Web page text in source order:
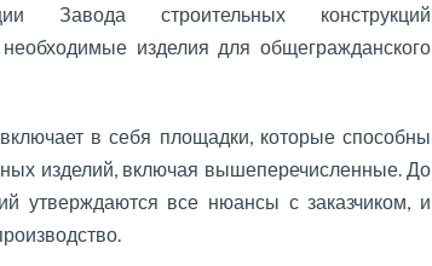
Завода строительных конструкций
изделия для общегражданского
в себя площадки, которые способны
изделий, включая вышеперечисленные. До
утверждаются все нюансы с заказчиком, и